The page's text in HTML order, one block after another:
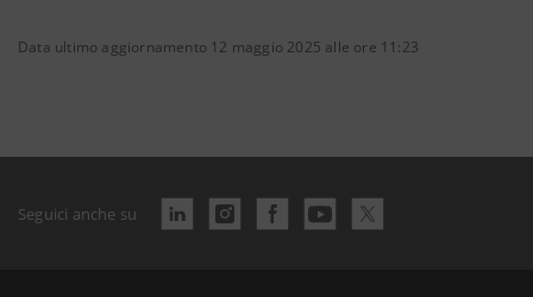
Data ultimo aggiornamento 12 maggio 2025 alle ore 11:23
Seguici anche su